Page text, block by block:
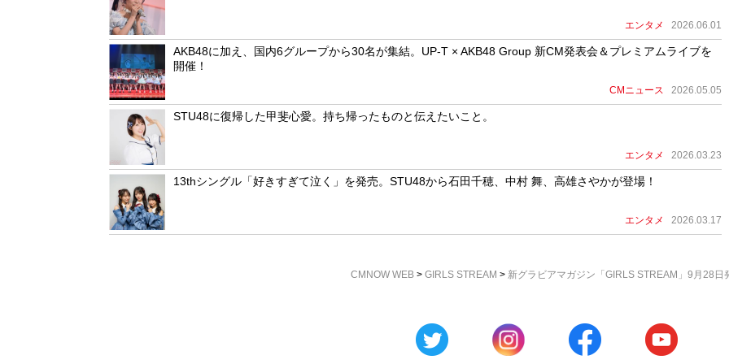
エンタメ 2026.06.01
AKB48に加え、国内6グループから30名が集結。UP-T × AKB48 Group 新CM発表会＆プレミアムライブを
開催！
CMニュース 2026.05.05
STU48に復帰した甲斐心愛。持ち帰ったものと伝えたいこと。
エンタメ 2026.03.23
13thシングル「好きすぎて泣く」を発売。STU48から石田千穂、中村 舞、高雄さやかが登場！
エンタメ 2026.03.17
CMNOW WEB> GIRLS STREAM > 新グラビアマガジン「GIRLS STREAM」9月28日